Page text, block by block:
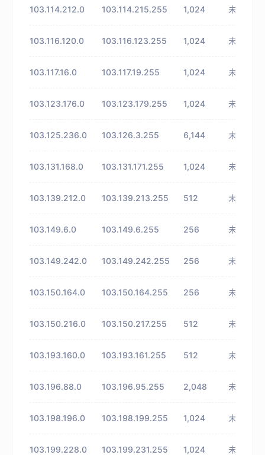
103.114.212.0 103.114.215.255 1,024 未知
103.116.120.0 103.116.123.255 1,024 未知
103.117.16.0 103.117.19.255 1,024 未知
103.123.176.0 103.123.179.255 1,024 未知
103.125.236.0 103.126.3.255 6,144 未知
103.131.168.0 103.131.171.255 1,024 未知
103.139.212.0 103.139.213.255 512 未知
103.149.6.0 103.149.6.255 256 未知
103.149.242.0 103.149.242.255 256 未知
103.150.164.0 103.150.164.255 256 未知
103.150.216.0 103.150.217.255 512 未知
103.193.160.0 103.193.161.255 512 未知
103.196.88.0 103.196.95.255 2,048 未知
103.198.196.0 103.198.199.255 1,024 未知
103.199.228.0 103.199.231.255 1,024 未知